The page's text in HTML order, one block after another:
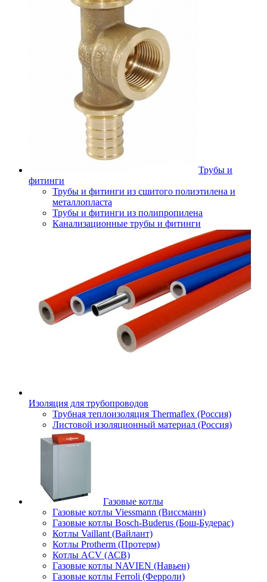
Трубы и
фитинги
Трубы и фитинги из сшитого полиэтилена и
металлопласта
Трубы и фитинги из полипропилена
Канализационные трубы и фитинги
Изоляция для трубопроводов
Трубная теплоизоляция Thermaflex (Россия)
Листовой изоляционный материал (Россия)
Газовые котлы
Газовые котлы Viessmann (Виссманн)
Газовые котлы Bosch-Buderus (Бош-Будерас)
Котлы Vaillant (Вайлант)
Котлы Protherm (Протерм)
Котлы ACV (АСВ)
Газовые котлы NAVIEN (Навьен)
Газовые котлы Ferroli (Ферроли)